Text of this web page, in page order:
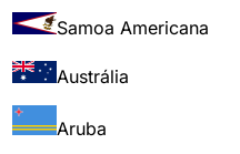
Samoa Americana
Austrália
Aruba